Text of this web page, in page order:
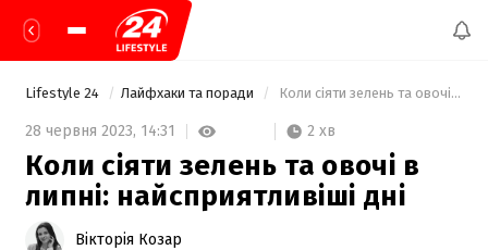
Lifestyle 24 Лайфхаки та поради Коли сіяти зелень та овочі в липні: найсприятливіші дні
28 червня 2023, 14:31 2 хв
Коли сіяти зелень та овочі в
липні: найсприятливіші дні
Вікторія Козар